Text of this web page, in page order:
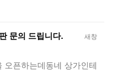
새창
문의 드립니다.
오픈하는데동네 상가인테